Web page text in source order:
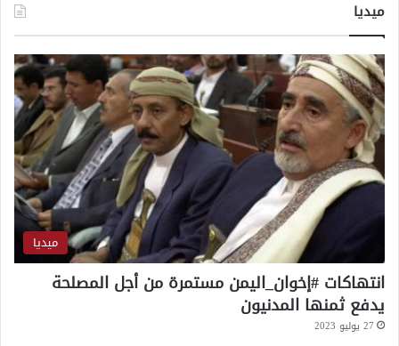
ع
ة
س
ا
ب
ا
ت
م
ك
ف
ح
ا
إ
ر
ه
ا
ب
ميديا
ميديا
انتهاكات #إخوان_اليمن مستمرة من أجل المصلحة
يدفع ثمنها المدنيون
27 يوليو 2023